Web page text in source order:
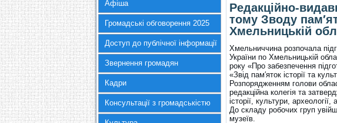
Афіша
Громадські обговорення 2025
Доступ до публічної інформації
Звернення громадян
Кадри
Консультації з громадськістю
Редакційно-
тому Зводу
Хмельницькій
Хмельниччина розпочала
України по Хмельницькій
року «Про забезпечення
«Звід пам′яток історії та
Розпорядженням голови
редакційна колегія та
історії, культури,
До складу робочих груп
музеїв.